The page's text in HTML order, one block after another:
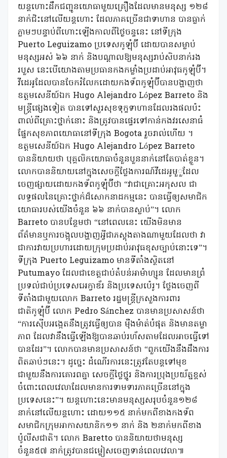
យន្តហោះដឹកជញ្ជូនយោធាមួយគ្រឿងដែលមានមនុស្ស ១២៨
នាក់ជិះនៅលើយន្តហោះ ដែលភាគច្រើនជាទាហាន បានធ្លាក់
ភ្លាមៗបន្ទាប់ពីហោះឡើងកាលពីថ្ងៃចន្ទនេះ នៅទីក្រុង
Puerto Leguizamo ប្រទេសកូឡុំប៊ី ដោយបានសម្លាប់
មនុស្សអស់ ៦៦ នាក់ និងបណ្តាលឱ្យមនុស្សរាប់សិបនាក់រង
របួស នេះបើយោងតាមប្រធានកងកម្លាំងប្រដាប់អាវុធកូឡុំប៊ី។
វីដេអូដែលបានចែករំលែកដោយកងទ័ពកូឡុំប៊ីបានបង្ហាញថា
ឧត្តមសេនីយ៍ឯក Hugo Alejandro López Barreto និង
មន្ត្រីផ្សេងទៀត បានទៅសួរសុខទុក្ខទាហានដែលរងផលប៉ះ
ពាល់ពីគ្រោះថ្នាក់នោះ និងត្រូវបានផ្ទេរទៅកាន់កងវរសេនាធំ
ផ្នែកសុខភាពយោធានៅទីក្រុង Bogota រួចរាល់ហើយ ។
ឧត្តមសេនីយ៍ឯក Hugo Alejandro López Barreto
បាននិយាយថា បុគ្គលិកយោធាចំនួនបួននាក់នៅតែបាត់ខ្លួន។
លោកបាននិយាយនៅក្នុងសេចក្តីថ្លែងការណ៍វីដេអូមួួដែល
ចេញផ្សាយដោយកងទ័ពកូឡុំប៊ីថា “វាជាគ្រោះអកុសល ជា
លទ្ធផលនៃគ្រោះថ្នាក់ដ៏សោកនាដកម្មនេះ បានធ្វើឲ្យសមាជិក
យោធារបស់យើងចំនួន ៦៦ នាក់បានស្លាប់”។ លោក
Barreto បានបន្ថែមថា “នៅពេលនេះ យើងមិនមាន
ព័ត៌មានឬការចង្អុលបង្ហាញអ្វីជាភស្តុងតាងណាមួយដែលថា វា
ជាការវាយប្រហារដោយក្រុមប្រដាប់អាវុធខុសច្បាប់នោះទេ”។
ទីក្រុង Puerto Leguizamo មានទីតាំងស្ថិតនៅ
Putumayo ដែលជាខេត្តជាប់តំបន់អាម៉ាហ្សូន ដែលមានព្រំ
ប្រទល់ជាប់ប្រទេសអេក្វាឌ័រ និងប្រទេសប៉េរូ។ ថ្លែងចេញពី
ទីតាំងជាមួយលោក Barreto រដ្ឋមន្ត្រីក្រសួងការពារ
ជាតិកូឡុំប៊ី លោក Pedro Sánchez បានមានប្រសាសន៍ថា
“ការស៊ើបអង្កេតនឹងត្រូវធ្វើឲ្យបាន ម៉ឺងម៉ាត់បំផុត និងមានតម្លា
ភាព ដែលវានឹងធ្វើឡើងឱ្យបានឆាប់រហ័សតាមដែលអាចធ្វើទៅ
បានដែរ”។ លោកបានមានប្រសាសន៍ថា “ពួកយើងនឹងដឹងការ
ពិតឆាប់ៗនេះ។ ដូច្នេះ ដំណើរការនេះត្រូវតែបន្តទៅមុខ
ជាមួយនឹងការគោរពគ្នា សេចក្តីថ្លៃថ្នូរ និងការប្រុងប្រយ័ត្នខ្ពស់
ចំពោះពេលវេលាដែលមានការទាមទារភាគច្រើននៅក្នុង
ប្រទេសនេះ”។ យន្តហោះនេះមានមនុស្សសរុបចំនួន១២៨
នាក់នៅលើយន្តហោះ ដោយ១១៥ នាក់មកពីខាងកងទ័ព
សមាជិកក្រុមអាកាសយានិក១១ នាក់ និង ២នាក់មកពីខាង
ប៉ូលីសជាតិ។ លោក Baretto បាននិយាយថាមនុស្ស
ចំនួន៥៧ នាក់ត្រូវបានជម្លៀសចេញទាន់ពេលវេលា៕